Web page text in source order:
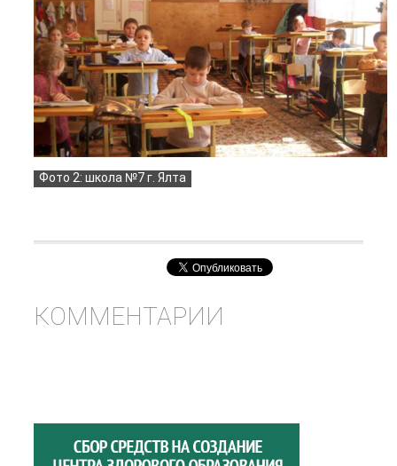
Фото 2: школа №7 г. Ялта
КОММЕНТАРИИ